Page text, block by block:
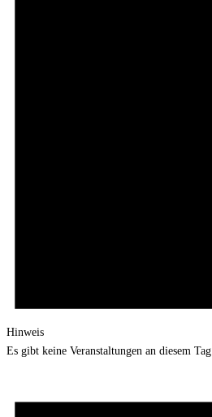
Hinweis
Es gibt keine Veranstaltungen an diesem Tag.